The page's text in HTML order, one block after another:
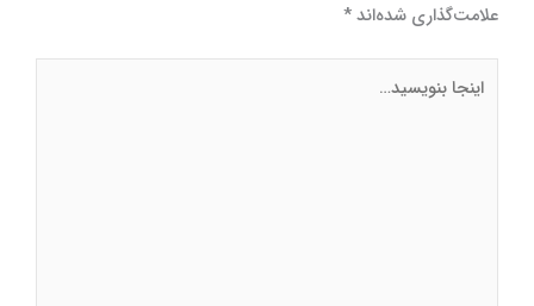
علامت‌گذاری شده‌اند*
بنویسید…